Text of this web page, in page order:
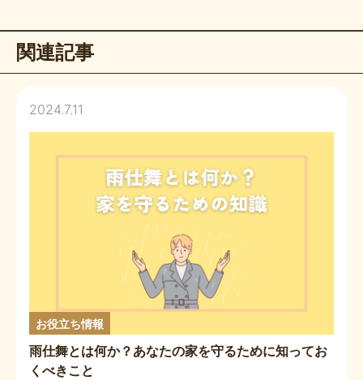
関連記事
2024.7.11
お役立ち情報
雨仕舞とは何か？あなたの家を守るために知ってお
くべきこと